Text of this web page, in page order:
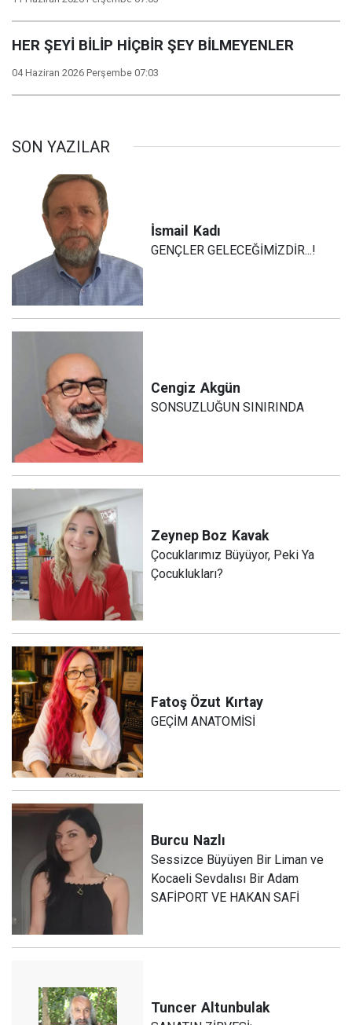
HER ŞEYİ BİLİP HİÇBİR ŞEY BİLMEYENLER
04 Haziran 2026 Perşembe 07:03
SON YAZILAR
İsmail Kadı
GENÇLER GELECEĞİMİZDİR...!
Cengiz Akgün
SONSUZLUĞUN SINIRINDA
Zeynep Boz Kavak
Çocuklarımız Büyüyor, Peki Ya
Çocuklukları?
Fatoş Özut Kırtay
GEÇİM ANATOMİSİ
Burcu Nazlı
Sessizce Büyüyen Bir Liman ve
Kocaeli Sevdalısı Bir Adam
SAFİPORT VE HAKAN SAFİ
Tuncer Altunbulak